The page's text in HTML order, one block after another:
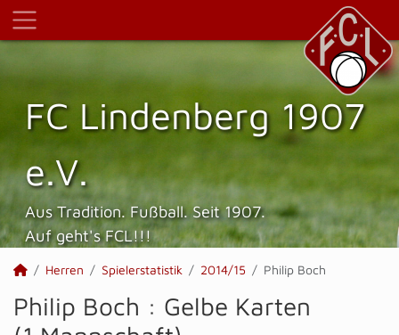
FC Lindenberg 1907
e.V.
Aus Tradition. Fußball. Seit 1907.
Auf geht's FCL!!!
Herren Spielerstatistik 2014/15 Philip Boch
Philip Boch : Gelbe Karten